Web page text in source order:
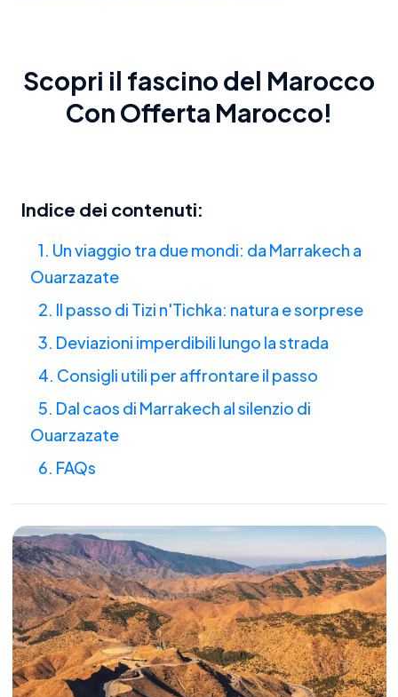
Scopri il fascino del Marocco
Con Offerta Marocco!
Indice dei contenuti:
1. Un viaggio tra due mondi: da Marrakech a
Ouarzazate
2. Il passo di Tizi n'Tichka: natura e sorprese
3. Deviazioni imperdibili lungo la strada
4. Consigli utili per affrontare il passo
5. Dal caos di Marrakech al silenzio di
Ouarzazate
6. FAQs